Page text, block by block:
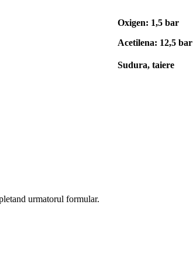
Oxigen: 1,5 bar
Acetilena: 12,5 bar
Sudura, taiere
urmatorul formular.